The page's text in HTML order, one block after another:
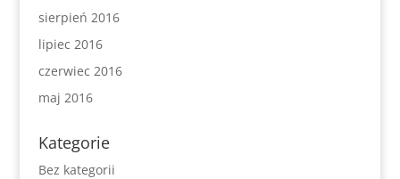
sierpień 2016
lipiec 2016
czerwiec 2016
maj 2016
Kategorie
Bez kategorii